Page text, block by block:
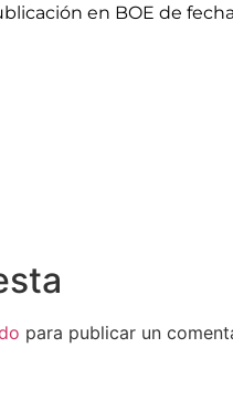
en BOE de
para publicar un